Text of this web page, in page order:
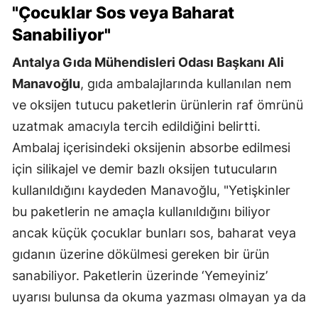
"Çocuklar Sos veya Baharat
Sanabiliyor"
Antalya Gıda Mühendisleri Odası Başkanı Ali
Manavoğlu, gıda ambalajlarında kullanılan nem
ve oksijen tutucu paketlerin ürünlerin raf ömrünü
uzatmak amacıyla tercih edildiğini belirtti.
Ambalaj içerisindeki oksijenin absorbe edilmesi
için silikajel ve demir bazlı oksijen tutucuların
kullanıldığını kaydeden Manavoğlu, "Yetişkinler
bu paketlerin ne amaçla kullanıldığını biliyor
ancak küçük çocuklar bunları sos, baharat veya
gıdanın üzerine dökülmesi gereken bir ürün
sanabiliyor. Paketlerin üzerinde ‘Yemeyiniz’
uyarısı bulunsa da okuma yazması olmayan ya da